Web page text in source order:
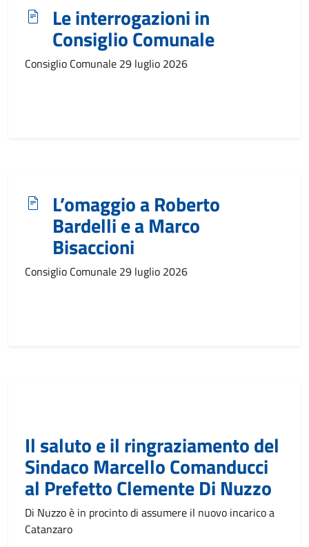
Le interrogazioni in
Consiglio Comunale
Consiglio Comunale 29 luglio 2026
L’omaggio a Roberto
Bardelli e a Marco
Bisaccioni
Consiglio Comunale 29 luglio 2026
Il saluto e il ringraziamento del
Sindaco Marcello Comanducci
al Prefetto Clemente Di Nuzzo
Di Nuzzo è in procinto di assumere il nuovo incarico a
Catanzaro